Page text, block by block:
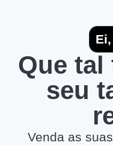
Que
seu
Venda as